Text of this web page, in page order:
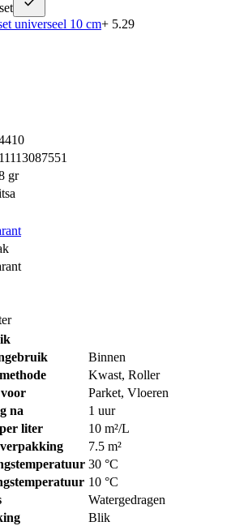
universeel 10 cm+ 5.29
gr
Binnen
Kwast, Roller
Parket, Vloeren
na
1 uur
liter
10 m²/L
7.5 m²
30 °C
10 °C
Watergedragen
Blik